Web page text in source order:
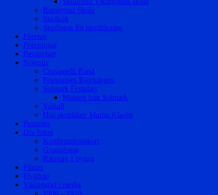
Rappestad Skola
Skolkök
Skolfoton för identifiering
Företag
Föreningar
Berättelser
Nöjesliv
Crusianelli Band
Festplatsen Björkängen
Solmark Festplats
Minnen från Solmark
Valhall
Hos skräddare Martin Klasén
Personer
Div foton
Konfirmationskort
Gruppfoton
Riksväg 1 byggs
Filmer
Flygfoto
Vikingstad i media